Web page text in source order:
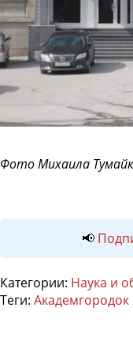
Фото Михаила
📢
Категории: Наука и
Теги: Академгородок